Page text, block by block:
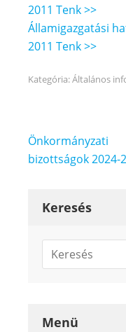
2011 Tenk >>
Államigazgatási
2011 Tenk >>
Kategória:Általános
Bejegyzés
navigáció
Önkormányzati
bizottságok 2024-
Keresés
Menü